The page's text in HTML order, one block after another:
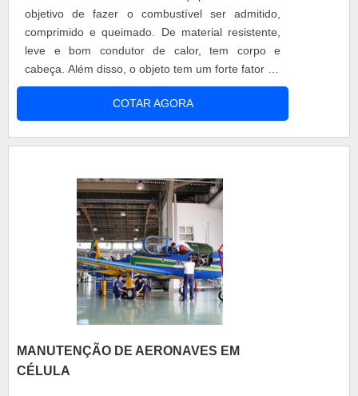
objetivo de fazer o combustível ser admitido,
comprimido e queimado. De material resistente,
leve e bom condutor de calor, tem corpo e
cabeça. Além disso, o objeto tem um forte fator de
resfriamento, que evita problemas com o
superaquecimento dos motores, sendo
fundamental para o funcionamento dos aviões, e
assim como a qx.
COTAR AGORA
MANUTENÇÃO DE AERONAVES EM
CÉLULA